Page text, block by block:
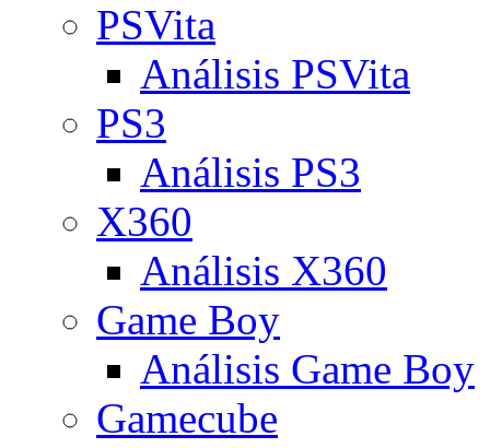
PSVita
Análisis PSVita
PS3
Análisis PS3
X360
Análisis X360
Game Boy
Análisis Game Boy
Gamecube